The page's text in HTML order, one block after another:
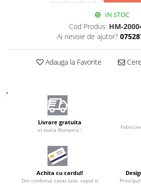
IN STOC
Cod Produs: HM-
Ai nevoie de ajutor?
Adauga la Favorite
Livrare gratuita
in toata Romania !
Achita cu cardul!
Din confortul casei tale, rapid si